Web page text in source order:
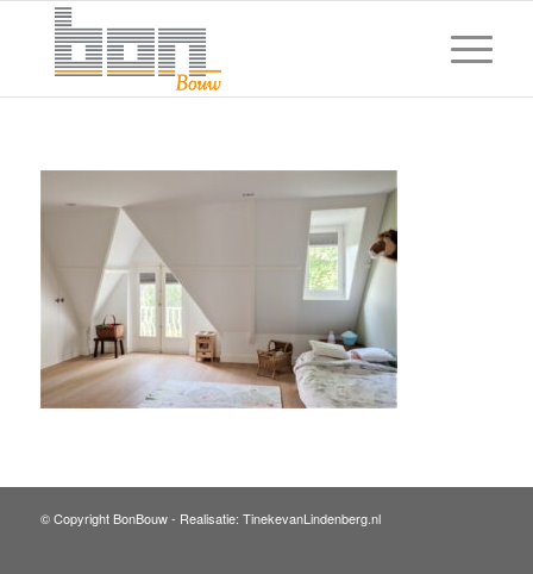
© Copyright BonBouw - Realisatie: TinekevanLindenberg.nl